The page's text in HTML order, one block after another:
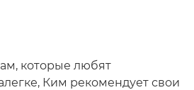
которые любят
Ким рекомендует свои